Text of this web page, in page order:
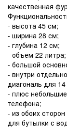
качественная
- высота 45 см;
- ширина 28 см;
- глубина 12 см;
- объем 22 литра;
- большой
- внутри
диагональ для
- плюс
телефона;
- из обоих
для бутылки с